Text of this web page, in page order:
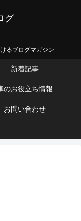
グ
るブログマガジン
新着記事
のお役立ち情報
お問い合わせ